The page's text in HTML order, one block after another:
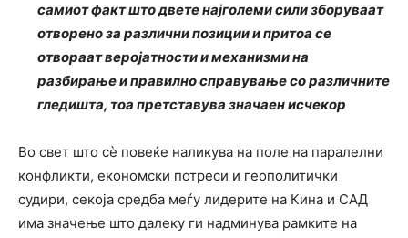
самиот факт што двете најголеми сили зборуваат
отворено за различни позиции и притоа се
отвораат веројатности и механизми на
разбирање и правилно справување со различните
гледишта, тоа претставува значаен исчекор
Во свет што сè повеќе наликува на поле на паралелни
конфликти, економски потреси и геополитички
судири, секоја средба меѓу лидерите на Кина и САД
има значење што далеку ги надминува рамките на